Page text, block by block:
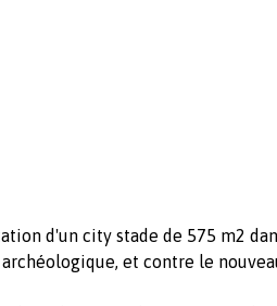
d'un city stade de 575 m2
et contre le